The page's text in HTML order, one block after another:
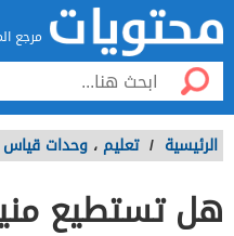
مرجع
الرئيسية / تعليم ، وحدات قياس
هل تستطيع